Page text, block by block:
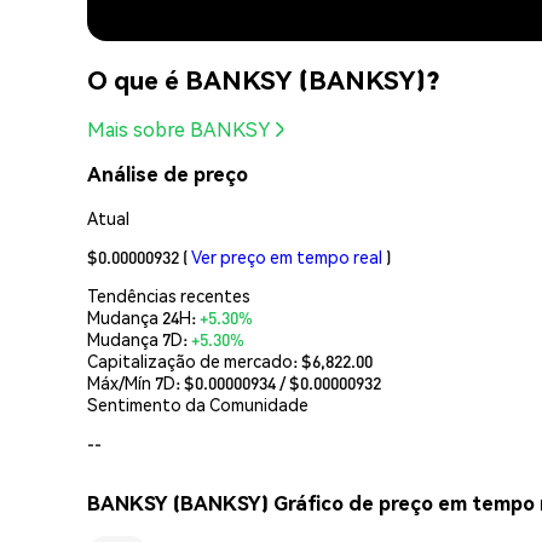
O que é BANKSY (BANKSY)?
Mais sobre BANKSY
Análise de preço
Atual
$0.00000932 (Ver preço em tempo real )
Tendências recentes
Mudança 24H:+5.30%
Mudança 7D:+5.30%
Capitalização de mercado:$6,822.00
Máx/Mín 7D: $0.00000934/ $0.00000932
Sentimento da Comunidade
--
BANKSY (BANKSY) Gráfico de preço em tempo